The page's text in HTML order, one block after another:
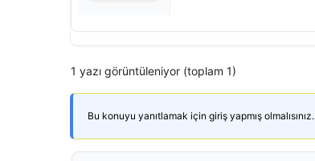
1 yazı görüntüleniyor (toplam 1)
Bu konuyu yanıtlamak için giriş yapmış olmalısınız.